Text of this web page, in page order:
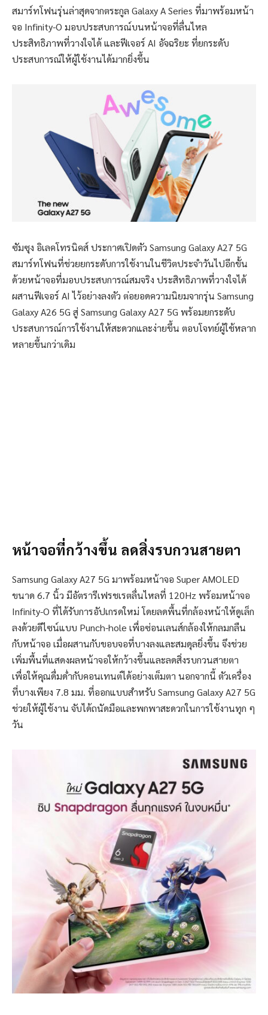
สมาร์ทโฟนรุ่นล่าสุดจากตระกูล Galaxy A Series ที่มาพร้อมหน้า
จอ Infinity-O มอบประสบการณ์บนหน้าจอที่ลื่นไหล
ประสิทธิภาพที่วางใจได้ และฟีเจอร์ AI อัจฉริยะ ที่ยกระดับ
ประสบการณ์ให้ผู้ใช้งานได้มากยิ่งขึ้น
ซัมซุง อิเลคโทรนิคส์ ประกาศเปิดตัว Samsung Galaxy A27 5G
สมาร์ทโฟนที่ช่วยยกระดับการใช้งานในชีวิตประจำวันไปอีกขั้น
ด้วยหน้าจอที่มอบประสบการณ์สมจริง ประสิทธิภาพที่วางใจได้
ผสานฟีเจอร์ AI ไว้อย่างลงตัว ต่อยอดความนิยมจากรุ่น Samsung
Galaxy A26 5G สู่ Samsung Galaxy A27 5G พร้อมยกระดับ
ประสบการณ์การใช้งานให้สะดวกและง่ายขึ้น ตอบโจทย์ผู้ใช้หลาก
หลายขึ้นกว่าเดิม
หน้าจอที่กว้างขึ้น ลดสิ่งรบกวนสายตา
Samsung Galaxy A27 5G มาพร้อมหน้าจอ Super AMOLED
ขนาด 6.7 นิ้ว มีอัตรารีเฟรชเรตลื่นไหลที่ 120Hz พร้อมหน้าจอ
Infinity-O ที่ได้รับการอัปเกรดใหม่ โดยลดพื้นที่กล้องหน้าให้ดูเล็ก
ลงด้วยดีไซน์แบบ Punch-hole เพื่อซ่อนเลนส์กล้องให้กลมกลืน
กับหน้าจอ เมื่อผสานกับขอบจอที่บางลงและสมดุลยิ่งขึ้น จึงช่วย
เพิ่มพื้นที่แสดงผลหน้าจอให้กว้างขึ้นและลดสิ่งรบกวนสายตา
เพื่อให้คุณดื่มด่ำกับคอนเทนต์ได้อย่างเต็มตา นอกจากนี้ ตัวเครื่อง
ที่บางเพียง 7.8 มม. ที่ออกแบบสำหรับ Samsung Galaxy A27 5G
ช่วยให้ผู้ใช้งาน จับได้ถนัดมือและพกพาสะดวกในการใช้งานทุก ๆ
วัน